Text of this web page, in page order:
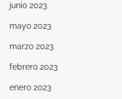
junio 2023
mayo 2023
marzo 2023
febrero 2023
enero 2023